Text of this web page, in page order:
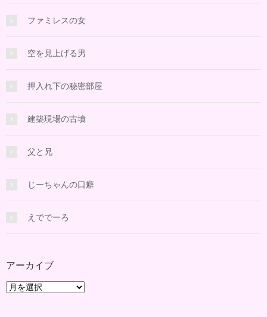
ファミレスの女
空を見上げる男
押入れ下の秘密部屋
建築現場の古墳
父と兄
じーちゃんの口癖
えででーろ
アーカイブ
ア